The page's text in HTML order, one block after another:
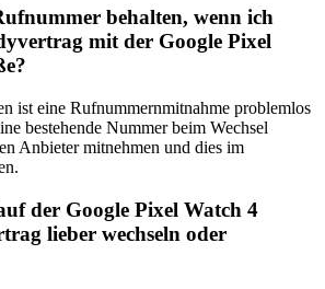
behalten, wenn ich
mit der Google Pixel
ist eine Rufnummernmitnahme problemlos
bestehende Nummer beim Wechsel
Anbieter mitnehmen und dies im
der Google Pixel Watch 4
lieber wechseln oder